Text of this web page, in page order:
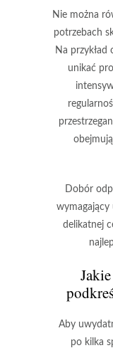
Nie można
potrzebach
Na
unikać
Dobór
wymagający
delikatnej
Aby
po kilka